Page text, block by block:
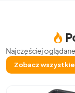
Najczęściej
Zobacz wszystkie